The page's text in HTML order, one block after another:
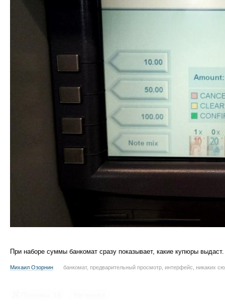
При наборе суммы банкомат сразу показывает, какие купюры
Михаил Озорнин банкомат, предварительный просмотр, интерфейс, никаких